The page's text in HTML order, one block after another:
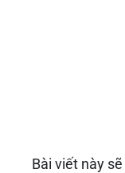
Bài viết này